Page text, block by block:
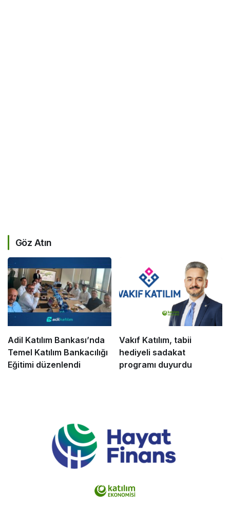
Göz Atın
Adil Katılım Bankası’nda
Temel Katılım Bankacılığı
Eğitimi düzenlendi
Vakıf Katılım, tabii
hediyeli sadakat
programı duyurdu